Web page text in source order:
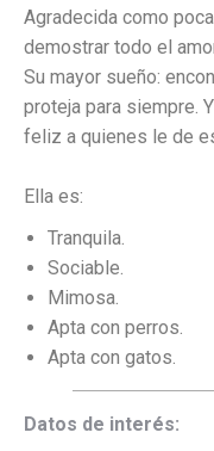
Agradecida como
demostrar todo el
Su mayor sueño:
proteja para siempre.
feliz a quienes le de
Ella es:
Tranquila.
Sociable.
Mimosa.
Apta con perros.
Apta con gatos.
Datos de interés: